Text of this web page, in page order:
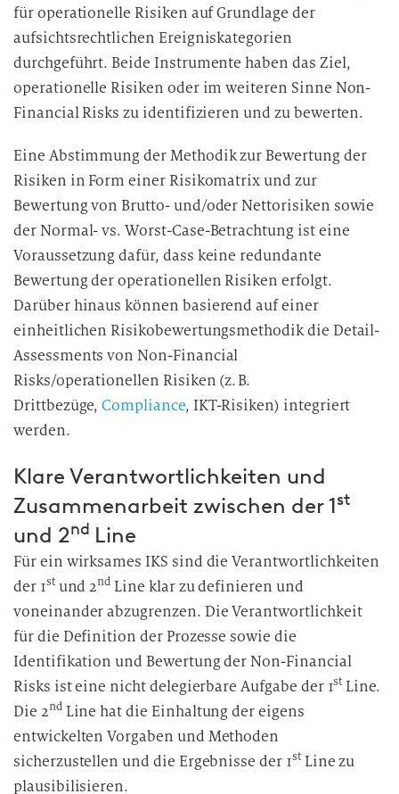
für operationelle Risiken auf Grundlage der
aufsichtsrechtlichen Ereigniskategorien
durchgeführt. Beide Instrumente haben das Ziel,
operationelle Risiken oder im weiteren Sinne Non-
Financial Risks zu identifizieren und zu bewerten.
Eine Abstimmung der Methodik zur Bewertung der
Risiken in Form einer Risikomatrix und zur
Bewertung von Brutto- und/oder Nettorisiken sowie
der Normal- vs. Worst-Case-Betrachtung ist eine
Voraussetzung dafür, dass keine redundante
Bewertung der operationellen Risiken erfolgt.
Darüber hinaus können basierend auf einer
einheitlichen Risikobewertungsmethodik die Detail-
Assessments von Non-Financial
Risks/operationellen Risiken (z. B.
Drittbezüge,Compliance, IKT-Risiken) integriert
werden.
Klare Verantwortlichkeiten und
Zusammenarbeit zwischen der 1st
und 2nd Line
Für ein wirksames IKS sind die Verantwortlichkeiten
der 1stund 2nd Line klar zu definieren und
voneinander abzugrenzen. Die Verantwortlichkeit
für die Definition der Prozesse sowie die
Identifikation und Bewertung der Non-Financial
Risks ist eine nicht delegierbare Aufgabe der 1st Line.
Die 2ndLine hat die Einhaltung der eigens
entwickelten Vorgaben und Methoden
sicherzustellen und die Ergebnisse der 1stLine zu
plausibilisieren.